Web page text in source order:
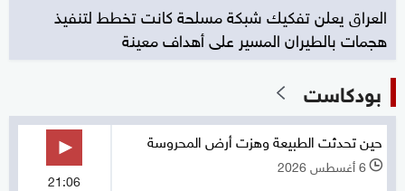
العراق يعلن تفكيك شبكة مسلحة كانت تخطط لتنفيذ
هجمات بالطيران المسير على أهداف معينة
بودكاست
حين تحدثت الطبيعة وهزت أرض المحروسة
l 6 أغسطس 2026
21:06